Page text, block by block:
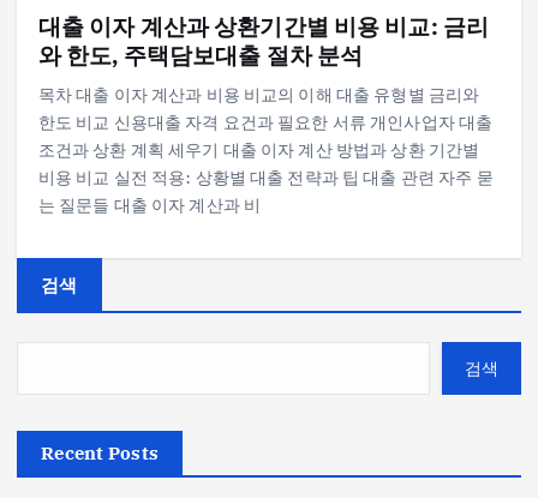
대출 이자 계산과 상환기간별 비용 비교: 금리
와 한도, 주택담보대출 절차 분석
목차 대출 이자 계산과 비용 비교의 이해 대출 유형별 금리와
한도 비교 신용대출 자격 요건과 필요한 서류 개인사업자 대출
조건과 상환 계획 세우기 대출 이자 계산 방법과 상환 기간별
비용 비교 실전 적용: 상황별 대출 전략과 팁 대출 관련 자주 묻
는 질문들 대출 이자 계산과 비
검색
검색
Recent Posts